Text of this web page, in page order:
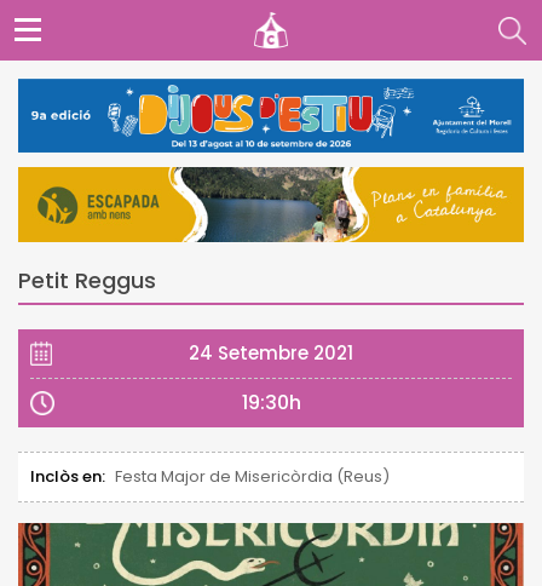
Petit Reggus
24 Setembre 2021
19:30h
Inclòs en: Festa Major de Misericòrdia (Reus)